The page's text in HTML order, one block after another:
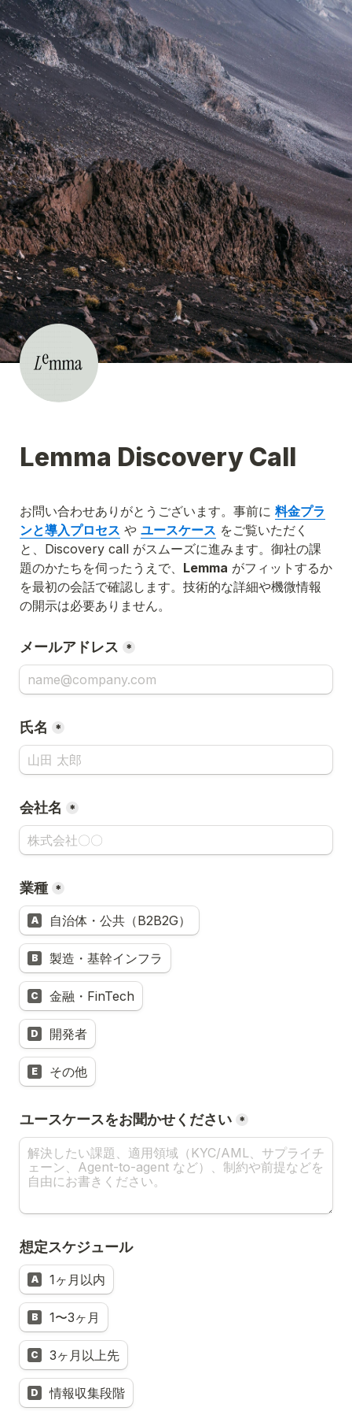
Lemma Discovery Call
お問い合わせありがとうございます。事前に 料金プラ
ンと導入プロセス や ユースケース をご覧いただく
と、Discovery call がスムーズに進みます。御社の課
題のかたちを伺ったうえで、 Lemma がフィットするか
を最初の会話で確認します。技術的な詳細や機微情報
の開示は必要ありません。
メールアドレス *
氏名 *
会社名 *
業種 *
A 自治体・公共（B2B2G）
B 製造・基幹インフラ
C 金融・FinTech
D 開発者
E その他
ユースケースをお聞かせください *
想定スケジュール
A 1ヶ月以内
B 1〜3ヶ月
C 3ヶ月以上先
D 情報収集段階